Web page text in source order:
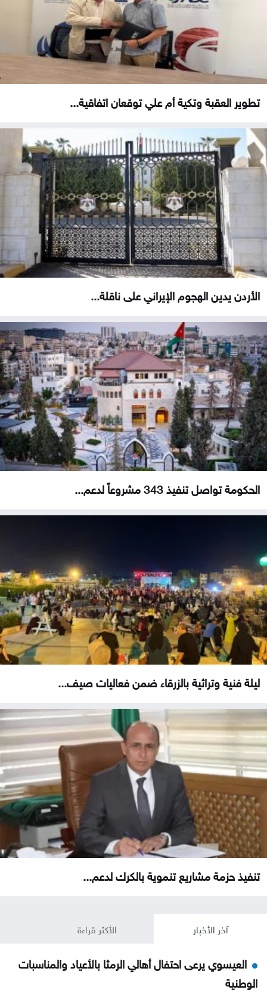
تطوير العقبة وتكية أم علي توقعان اتفاقية...
الأردن يدين الهجوم الإيراني على ناقلة...
الحكومة تواصل تنفيذ 343 مشروعاً لدعم...
ليلة فنية وتراثية بالزرقاء ضمن فعاليات صيف...
تنفيذ حزمة مشاريع تنموية بالكرك لدعم...
آخر الأخبار الأكثر قراءة
العيسوي يرعى احتفال أهالي الرمثا بالأعياد والمناسبات
الوطنية